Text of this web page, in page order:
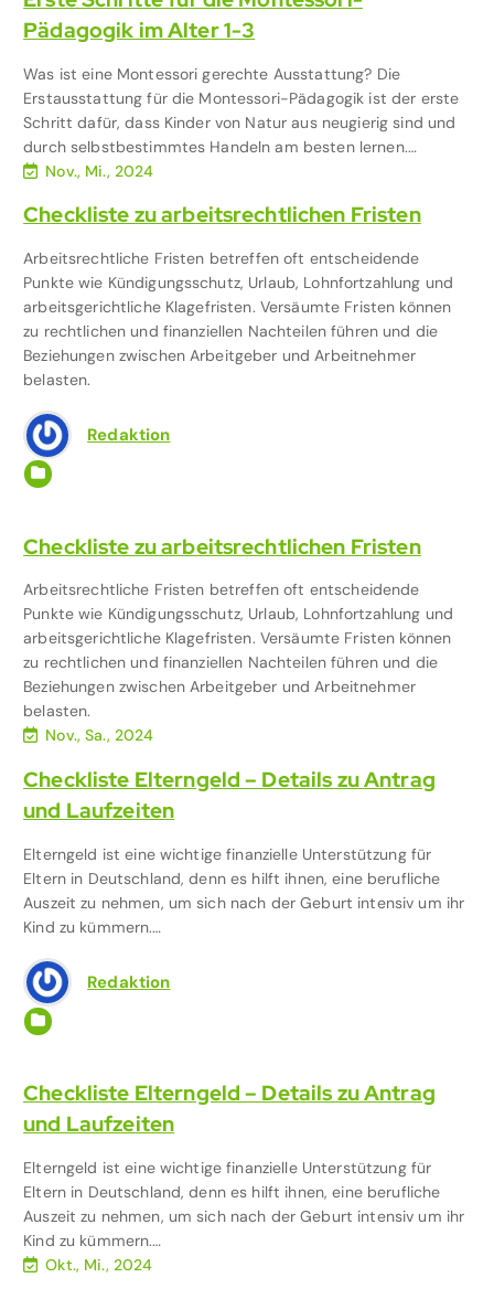
Pädagogik im Alter 1-3
Was ist eine Montessori gerechte Ausstattung? Die
Erstausstattung für die Montessori-Pädagogik ist der erste
Schritt dafür, dass Kinder von Natur aus neugierig sind und
durch selbstbestimmtes Handeln am besten lernen.…
Nov., Mi., 2024
Checkliste zu arbeitsrechtlichen Fristen
Arbeitsrechtliche Fristen betreffen oft entscheidende
Punkte wie Kündigungsschutz, Urlaub, Lohnfortzahlung und
arbeitsgerichtliche Klagefristen. Versäumte Fristen können
zu rechtlichen und finanziellen Nachteilen führen und die
Beziehungen zwischen Arbeitgeber und Arbeitnehmer
belasten.
Redaktion
Checkliste zu arbeitsrechtlichen Fristen
Arbeitsrechtliche Fristen betreffen oft entscheidende
Punkte wie Kündigungsschutz, Urlaub, Lohnfortzahlung und
arbeitsgerichtliche Klagefristen. Versäumte Fristen können
zu rechtlichen und finanziellen Nachteilen führen und die
Beziehungen zwischen Arbeitgeber und Arbeitnehmer
belasten.
Nov., Sa., 2024
Checkliste Elterngeld – Details zu Antrag
und Laufzeiten
Elterngeld ist eine wichtige finanzielle Unterstützung für
Eltern in Deutschland, denn es hilft ihnen, eine berufliche
Auszeit zu nehmen, um sich nach der Geburt intensiv um ihr
Kind zu kümmern.…
Redaktion
Checkliste Elterngeld – Details zu Antrag
und Laufzeiten
Elterngeld ist eine wichtige finanzielle Unterstützung für
Eltern in Deutschland, denn es hilft ihnen, eine berufliche
Auszeit zu nehmen, um sich nach der Geburt intensiv um ihr
Kind zu kümmern.…
Okt., Mi., 2024